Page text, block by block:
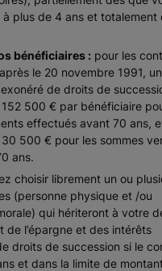
plus de 4 ans et totalement
bénéficiaires : pour les
le 20 novembre 1991, un
de droits de
152 500 € par bénéficiaire
effectués avant 70 ans,
30 500 € pour les sommes
ans.
choisir librement un ou
(personne physique et /ou
qui hériteront à votre
de l’épargne et des intérêts
droits de succession si le
et dans la limite de